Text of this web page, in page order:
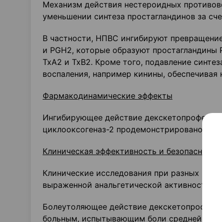
Механизм действия нестероидных
уменьшении синтеза простагландинов за
В частности, НПВС ингибируют
и PGH2, которые образуют простагландины
ТхА2 и ТхВ2. Кроме того, подавление
воспаления, например кинины,
Фармакодинамические эффекты
Ингибирующее действие декскетопрофена
циклооксогеназ-2 продемонстрировано у
Клиническая эффективность и безопасность
Клинические исследования при разных
выраженной анальгетической активностью.
Болеутоляющее действие
больным, испытывающим боли средней и